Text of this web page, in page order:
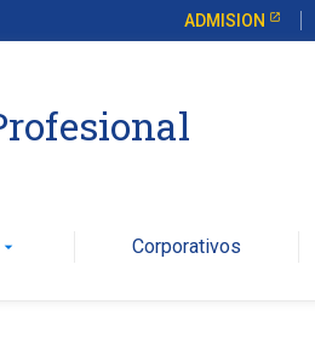
ADMISION
arrow_drop_down Corporativos